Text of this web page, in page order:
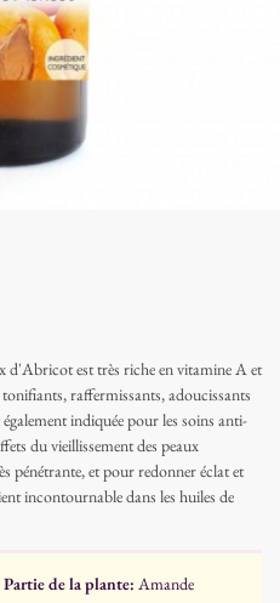
d'Abricot est très riche en vitamine A et
raffermissants, adoucissants
indiquée pour les soins anti-
du vieillissement des peaux
pénétrante, et pour redonner éclat et
incontournable dans les huiles de
Partie de la plante: Amande